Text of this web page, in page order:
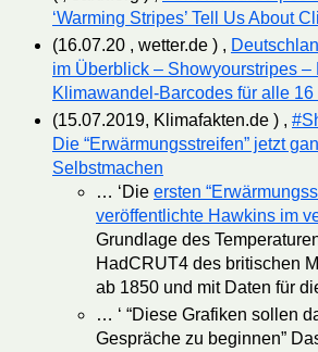
‘Warming Stripes’ Tell Us About
(16.07.20 , wetter.de ) ,
im Überblick – Showyourstripes
Klimawandel-Barcodes für alle
(15.07.2019, Klimafakten.de ) ,
Die “Erwärmungsstreifen” jetzt
Selbstmachen
… ‘Die ersten
veröffentlichte Hawkins im
Grundlage des
HadCRUT4 des britischen
ab 1850 und mit Daten für
… ‘ “Diese Grafiken sollen
Gespräche zu beginnen”